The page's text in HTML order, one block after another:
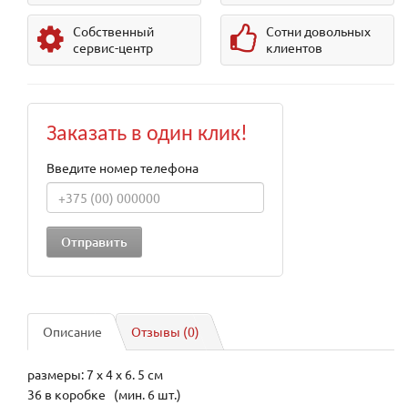
Собственный
сервис-центр
Сотни довольных
клиентов
Заказать в один клик!
Введите номер телефона
Описание Отзывы (0)
размеры: 7 x 4 x 6. 5 см
36 в коробке (мин. 6 шт.)